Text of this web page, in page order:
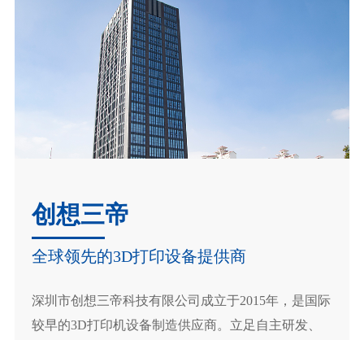
实际应用价值，包括： 个性化康复辅具制造 数字化
医疗产品开发 医疗生产流程升级 高效率定制化制造
通过现场展示与案例分享，PioCreat 进一步展现了
3D打印技术在康复医疗领域中的广阔应用前景。 感
谢同行 | 持续推动医疗数字化制造创新 感谢所有莅
临 PioCreat 展位的客户、合作伙伴与朋友。每一...
字化工作流程。 在效率方面，PioNext Mini最快10分
钟完成陶瓷牙冠打印，满足临床快速修复需求。此
外，设备还具备免调平、双光源切换以及快拆模块
结构等人性化功能，操作更加简单高效，进一步提
升打印稳定性与使用寿命。凭借紧凑设计与高效性
能，PioNext Mini为牙科诊所提供了更加便捷的椅旁
数字化3D打印解决方案。 PioNext Ultra：高效率批
量打印解决方案 除新品Mini外，PioCreat还展示了牙
靠的打印性能和高效批量生产能力为特点，支持自
动进料单元（AFU）、双波长光源切换以及灵活的
打印模式，可满足牙科实验室在批量生产和多材料
应用方面的需求。PioNext Ultra广泛适用于多种牙科
程解决方案，进一步简化椅旁数字化工作流程。 持
续推动数字化牙科发展 随着口腔行业数字化转型不
创想三帝
全球领先的3D打印设备提供商
深圳市创想三帝科技有限公司成立于2015年，是国际
较早的3D打印机设备制造供应商。立足自主研发、